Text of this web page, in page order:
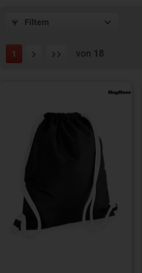
Filtern
1 von 18